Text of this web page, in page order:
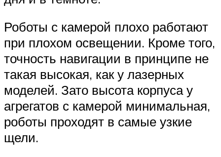
Роботы с камерой плохо работают
при плохом освещении. Кроме того,
точность навигации в принципе не
такая высокая, как у лазерных
моделей. Зато высота корпуса у
агрегатов с камерой минимальная,
роботы проходят в самые узкие
щели.